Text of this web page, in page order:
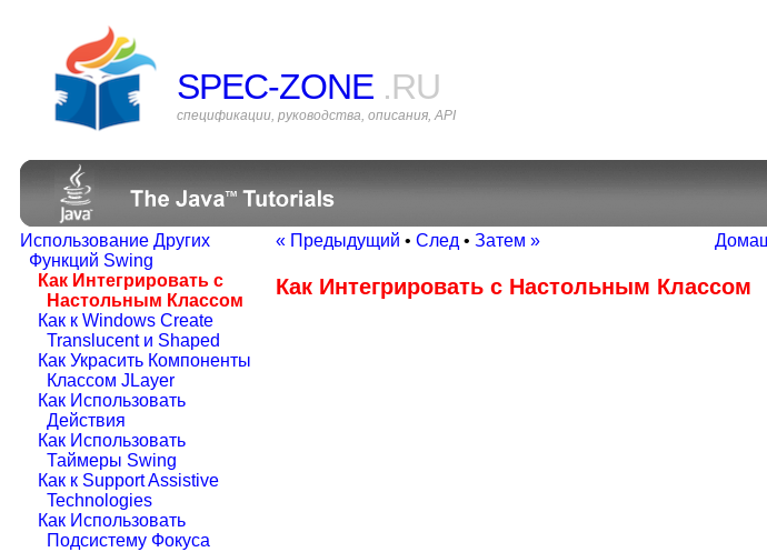
SPEC-ZONE .RU
спецификации, руководства, описания, API
Использование Других
Функций Swing
Как Интегрировать с
Настольным Классом
Как к Windows Create
Translucent и Shaped
Как Украсить Компоненты
Классом JLayer
Как Использовать
Действия
Как Использовать
Таймеры Swing
Как к Support Assistive
Technologies
Как Использовать
Подсистему Фокуса
« Предыдущий • След • Затем »
Как Интегрировать с Настольным Классом